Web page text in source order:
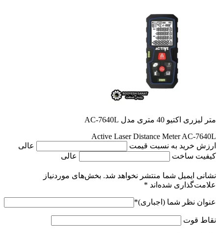
متر لیزری اکتیو 40 متری مدل AC-7640L
Active Laser Distance Meter AC-7640L
ارزش خرید به نسبت قیمت
عالی
کیفیت ساخت
عالی
نشانی ایمیل شما منتشر نخواهد شد. بخش‌های موردنیاز
علامت‌گذاری شده‌اند *
عنوان نظر شما (اجباری)*
نقاط قوت